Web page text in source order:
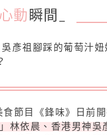
心動 瞬間
彥祖腳踩的葡萄汁妞
食節目《鋒 味》日前開
林依晨、香港男神吳